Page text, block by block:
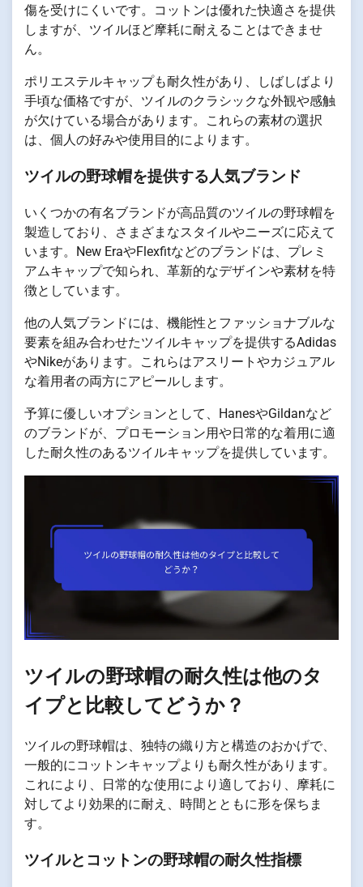
傷を受けにくいです。コットンは優れた快適さを提供
しますが、ツイルほど摩耗に耐えることはできませ
ん。
ポリエステルキャップも耐久性があり、しばしばより
手頃な価格ですが、ツイルのクラシックな外観や感触
が欠けている場合があります。これらの素材の選択
は、個人の好みや使用目的によります。
ツイルの野球帽を提供する人気ブランド
いくつかの有名ブランドが高品質のツイルの野球帽を
製造しており、さまざまなスタイルやニーズに応えて
います。New EraやFlexfitなどのブランドは、プレミ
アムキャップで知られ、革新的なデザインや素材を特
徴としています。
他の人気ブランドには、機能性とファッショナブルな
要素を組み合わせたツイルキャップを提供するAdidas
やNikeがあります。これらはアスリートやカジュアル
な着用者の両方にアピールします。
予算に優しいオプションとして、HanesやGildanなど
のブランドが、プロモーション用や日常的な着用に適
した耐久性のあるツイルキャップを提供しています。
ツイルの野球帽の耐久性は他のタ
イプと比較してどうか？
ツイルの野球帽は、独特の織り方と構造のおかげで、
一般的にコットンキャップよりも耐久性があります。
これにより、日常的な使用により適しており、摩耗に
対してより効果的に耐え、時間とともに形を保ちま
す。
ツイルとコットンの野球帽の耐久性指標